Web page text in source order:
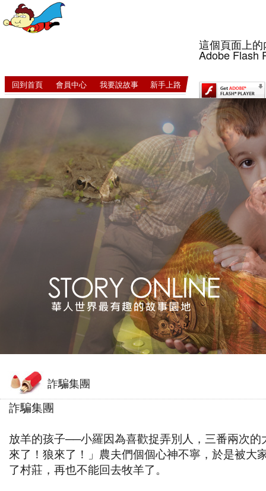
這個頁面上
Adobe Flash
回到首頁 會員中心 我要說故事 新手上路
詐騙集團
詐騙集團
放羊的孩子──小羅因為喜歡捉弄別人，三番兩次的
來了！狼來了！」農夫們個個心神不寧，於是被大
了村莊，再也不能回去牧羊了。